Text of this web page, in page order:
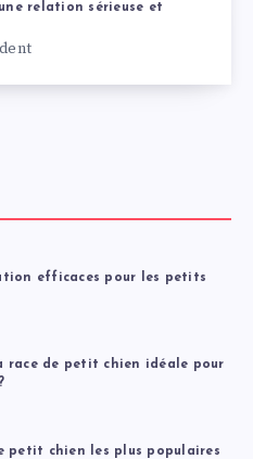
relation sérieuse et
efficaces pour les petits
race de petit chien idéale pour
petit chien les plus populaires